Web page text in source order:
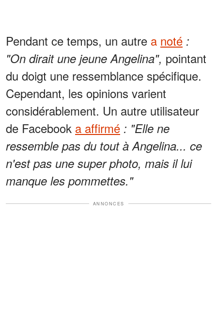
Pendant ce temps, un autre a noté :
"On dirait une jeune Angelina", pointant
du doigt une ressemblance spécifique.
Cependant, les opinions varient
considérablement. Un autre utilisateur
de Facebook a affirmé : "Elle ne
ressemble pas du tout à Angelina... ce
n'est pas une super photo, mais il lui
manque les pommettes."
ANNONCES